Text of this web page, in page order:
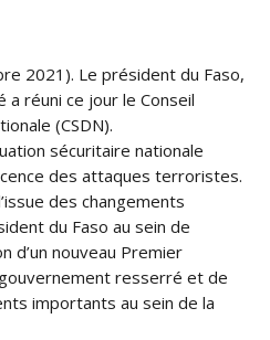
2021). Le président du Faso,
a réuni ce jour le Conseil
(CSDN).
sécuritaire nationale
des attaques terroristes.
des changements
du Faso au sein de
d’un nouveau Premier
resserré et de
importants au sein de la